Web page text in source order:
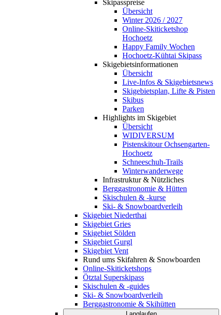
Skipasspreise
Übersicht
Winter 2026 / 2027
Online-Skiticketshop
Hochoetz
Happy Family Wochen
Hochoetz-Kühtai Skipass
Skigebietsinformationen
Übersicht
Live-Infos & Skigebietsnews
Skigebietsplan, Lifte & Pisten
Skibus
Parken
Highlights im Skigebiet
Übersicht
WIDIVERSUM
Pistenskitour Ochsengarten-
Hochoetz
Schneeschuh-Trails
Winterwanderwege
Infrastruktur & Nützliches
Berggastronomie & Hütten
Skischulen & -kurse
Ski- & Snowboardverleih
Skigebiet Niederthai
Skigebiet Gries
Skigebiet Sölden
Skigebiet Gurgl
Skigebiet Vent
Rund ums Skifahren & Snowboarden
Online-Skiticketshops
Ötztal Superskipass
Skischulen & -guides
Ski- & Snowboardverleih
Berggastronomie & Skihütten